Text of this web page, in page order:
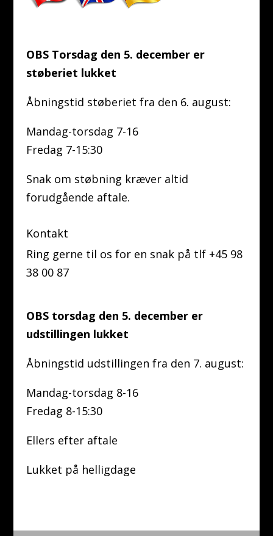
OBS Torsdag den 5. december er
støberiet lukket
Åbningstid støberiet fra den 6. august:
Mandag-torsdag 7-16
Fredag 7-15:30
Snak om støbning kræver altid
forudgående aftale.
Kontakt
Ring gerne til os for en snak på tlf +45 98
38 00 87
OBS torsdag den 5. december er
udstillingen lukket
Åbningstid udstillingen fra den 7. august:
Mandag-torsdag 8-16
Fredag 8-15:30
Ellers efter aftale
Lukket på helligdage